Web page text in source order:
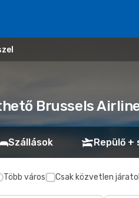
Brussels
Szállások Repülő +
Több város Csak közvetlen